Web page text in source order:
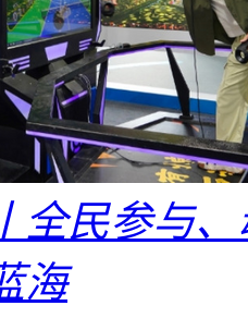
全民参与
海